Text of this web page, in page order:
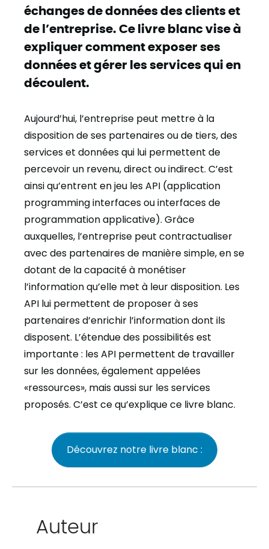
échanges de données des clients et
de l’entreprise. Ce livre blanc vise à
expliquer comment exposer ses
données et gérer les services qui en
découlent.
Aujourd’hui, l’entreprise peut mettre à la
disposition de ses partenaires ou de tiers, des
services et données qui lui permettent de
percevoir un revenu, direct ou indirect. C’est
ainsi qu’entrent en jeu les API (application
programming interfaces ou interfaces de
programmation applicative). Grâce
auxquelles, l’entreprise peut contractualiser
avec des partenaires de manière simple, en se
dotant de la capacité à monétiser
l’information qu’elle met à leur disposition. Les
API lui permettent de proposer à ses
partenaires d’enrichir l’information dont ils
disposent. L’étendue des possibilités est
importante : les API permettent de travailler
sur les données, également appelées
«ressources», mais aussi sur les services
proposés. C’est ce qu’explique ce livre blanc.
Découvrez notre livre blanc :
Auteur